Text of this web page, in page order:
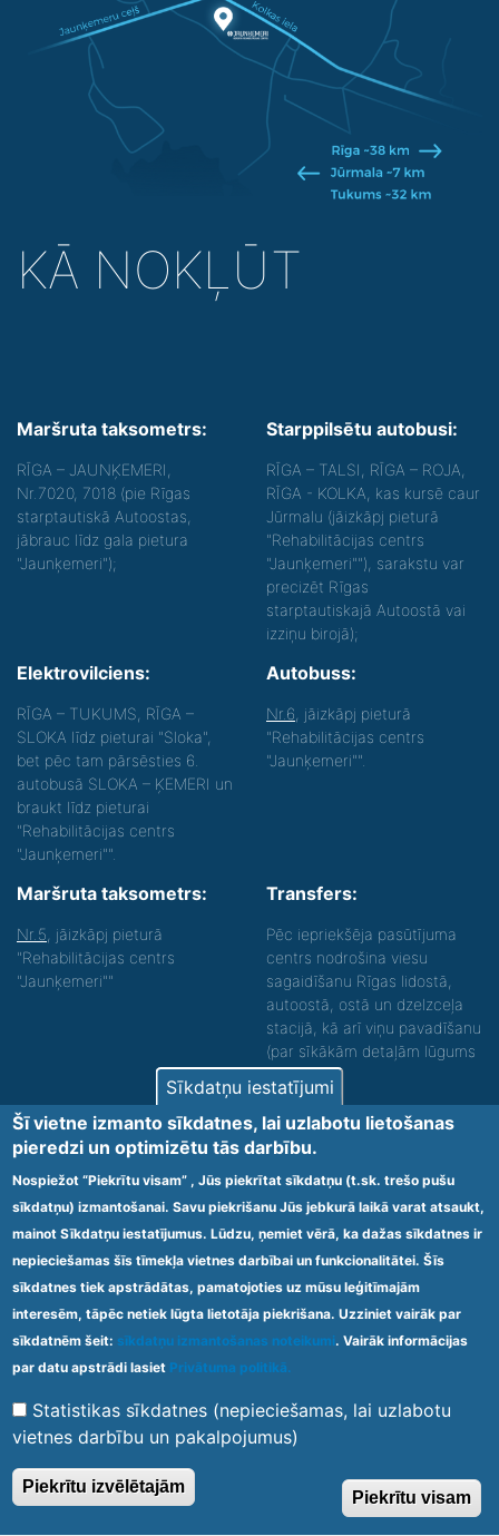
KĀ NOKĻŪT
Maršruta taksometrs:
RĪGA – JAUNĶEMERI,
Nr.7020, 7018 (pie Rīgas
starptautiskā Autoostas,
jābrauc līdz gala pietura
"Jaunķemeri");
Starppilsētu autobusi:
RĪGA – TALSI, RĪGA – ROJA,
RĪGA - KOLKA, kas kursē caur
Jūrmalu (jāizkāpj pieturā
"Rehabilitācijas centrs
"Jaunķemeri""), sarakstu var
precizēt Rīgas
starptautiskajā Autoostā vai
izziņu birojā);
Elektrovilciens:
RĪGA – TUKUMS, RĪGA –
SLOKA līdz pieturai "Sloka",
bet pēc tam pārsēsties 6.
autobusā SLOKA – ĶEMERI un
braukt līdz pieturai
"Rehabilitācijas centrs
"Jaunķemeri"".
Autobuss:
Nr.6 , jāizkāpj pieturā
"Rehabilitācijas centrs
"Jaunķemeri"".
Maršruta taksometrs:
Nr.5 , jāizkāpj pieturā
"Rehabilitācijas centrs
"Jaunķemeri""
Transfers:
Pēc iepriekšēja pasūtījuma
centrs nodrošina viesu
sagaidīšanu Rīgas lidostā,
autoostā, ostā un dzelzceļa
stacijā, kā arī viņu pavadīšanu
(par sīkākām detaļām lūgums
zvanīt).
Nodrošinām vides piekļūstamību personām ar
funkcionāliem traucējumiem! SIA „Sanare-KRC
Jaunķemeri”, Kolkas ielā 20, Jūrmalā ir nodrošināta vides
piekļūstamība personām ar funkcionāliem traucējumiem,
tādejādi nodrošinot atbilstību Ministru kabineta
2009.gada 20.janvāra noteikumos Nr.60 „Noteikumi par
obligātajām prasībām ārstniecības iestādēm un to
struktūrvienībām” minētajām prasībām.
Ārstniecības iestādes kods 1300 – 64003
Footer
menu
Vietnes karte Noteikumi un privātuma politika
© 2020 Kūrorta Rehabilitācijas Centrs - Jaunķemeri. Visas tiesības
aizsargātas.
Sīkdatņu iestatījumi
Šī vietne izmanto sīkdatnes, lai uzlabotu lietošanas
pieredzi un optimizētu tās darbību.
Nospiežot “Piekrītu visam” , Jūs piekrītat sīkdatņu (t.sk. trešo pušu
sīkdatņu) izmantošanai. Savu piekrišanu Jūs jebkurā laikā varat atsaukt,
mainot Sīkdatņu iestatījumus. Lūdzu, ņemiet vērā, ka dažas sīkdatnes ir
nepieciešamas šīs tīmekļa vietnes darbībai un funkcionalitātei. Šīs
sīkdatnes tiek apstrādātas, pamatojoties uz mūsu leģitīmajām
interesēm, tāpēc netiek lūgta lietotāja piekrišana. Uzziniet vairāk par
sīkdatnēm šeit: sīkdatņu izmantošanas noteikumi. Vairāk informācijas
par datu apstrādi lasiet Privātuma politikā.
Statistikas sīkdatnes (nepieciešamas, lai uzlabotu
vietnes darbību un pakalpojumus)
Piekrītu izvēlētajām
Piekrītu visam